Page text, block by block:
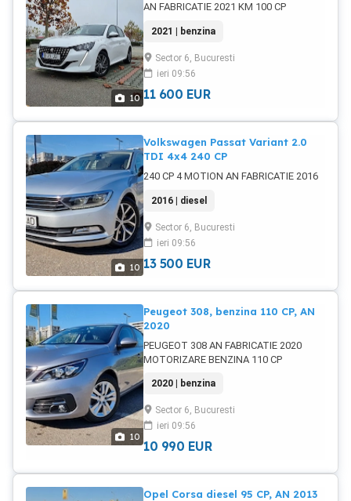
10
AN FABRICATIE 2021 KM 100 CP
2021 | benzina
Sector 6, Bucuresti
ieri 09:56
11 600 EUR
10
Volkswagen Passat Variant 2.0
TDI 4x4 240 CP
240 CP 4 MOTION AN FABRICATIE 2016
2016 | diesel
Sector 6, Bucuresti
ieri 09:56
13 500 EUR
10
Peugeot 308, benzina 110 CP, AN
2020
PEUGEOT 308 AN FABRICATIE 2020
MOTORIZARE BENZINA 110 CP
2020 | benzina
Sector 6, Bucuresti
ieri 09:56
10 990 EUR
Opel Corsa diesel 95 CP, AN 2013